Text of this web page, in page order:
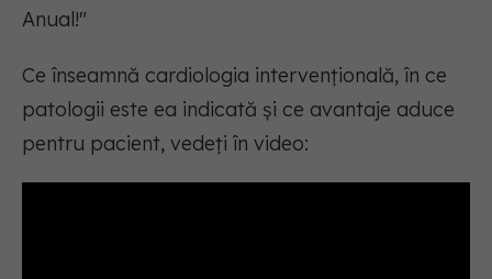
Anual!"
Ce înseamnă cardiologia intervențională, în ce
patologii este ea indicată și ce avantaje aduce
pentru pacient, vedeți în video: